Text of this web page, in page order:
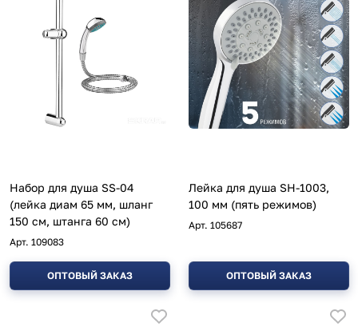
Набор для душа SS-04
(лейка диам 65 мм, шланг
150 см, штанга 60 см)
Арт. 109083
ОПТОВЫЙ ЗАКАЗ
Лейка для душа SH-1003,
100 мм (пять режимов)
Арт. 105687
ОПТОВЫЙ ЗАКАЗ